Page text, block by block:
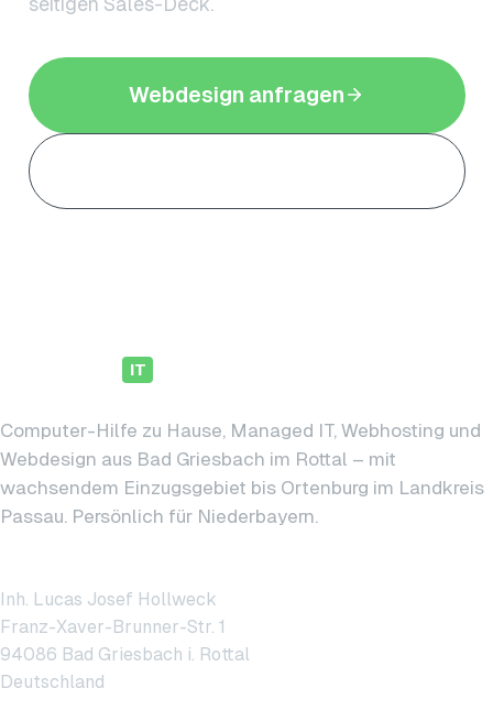
Webdesign anfragen
IT
Computer-Hilfe zu Hause, Managed IT, Webhosting und
Webdesign aus Bad Griesbach im Rottal – mit
wachsendem Einzugsgebiet bis Ortenburg im Landkreis
Passau. Persönlich für Niederbayern.
Inh. Lucas Josef Hollweck
Franz-Xaver-Brunner-Str. 1
94086 Bad Griesbach i. Rottal
Deutschland